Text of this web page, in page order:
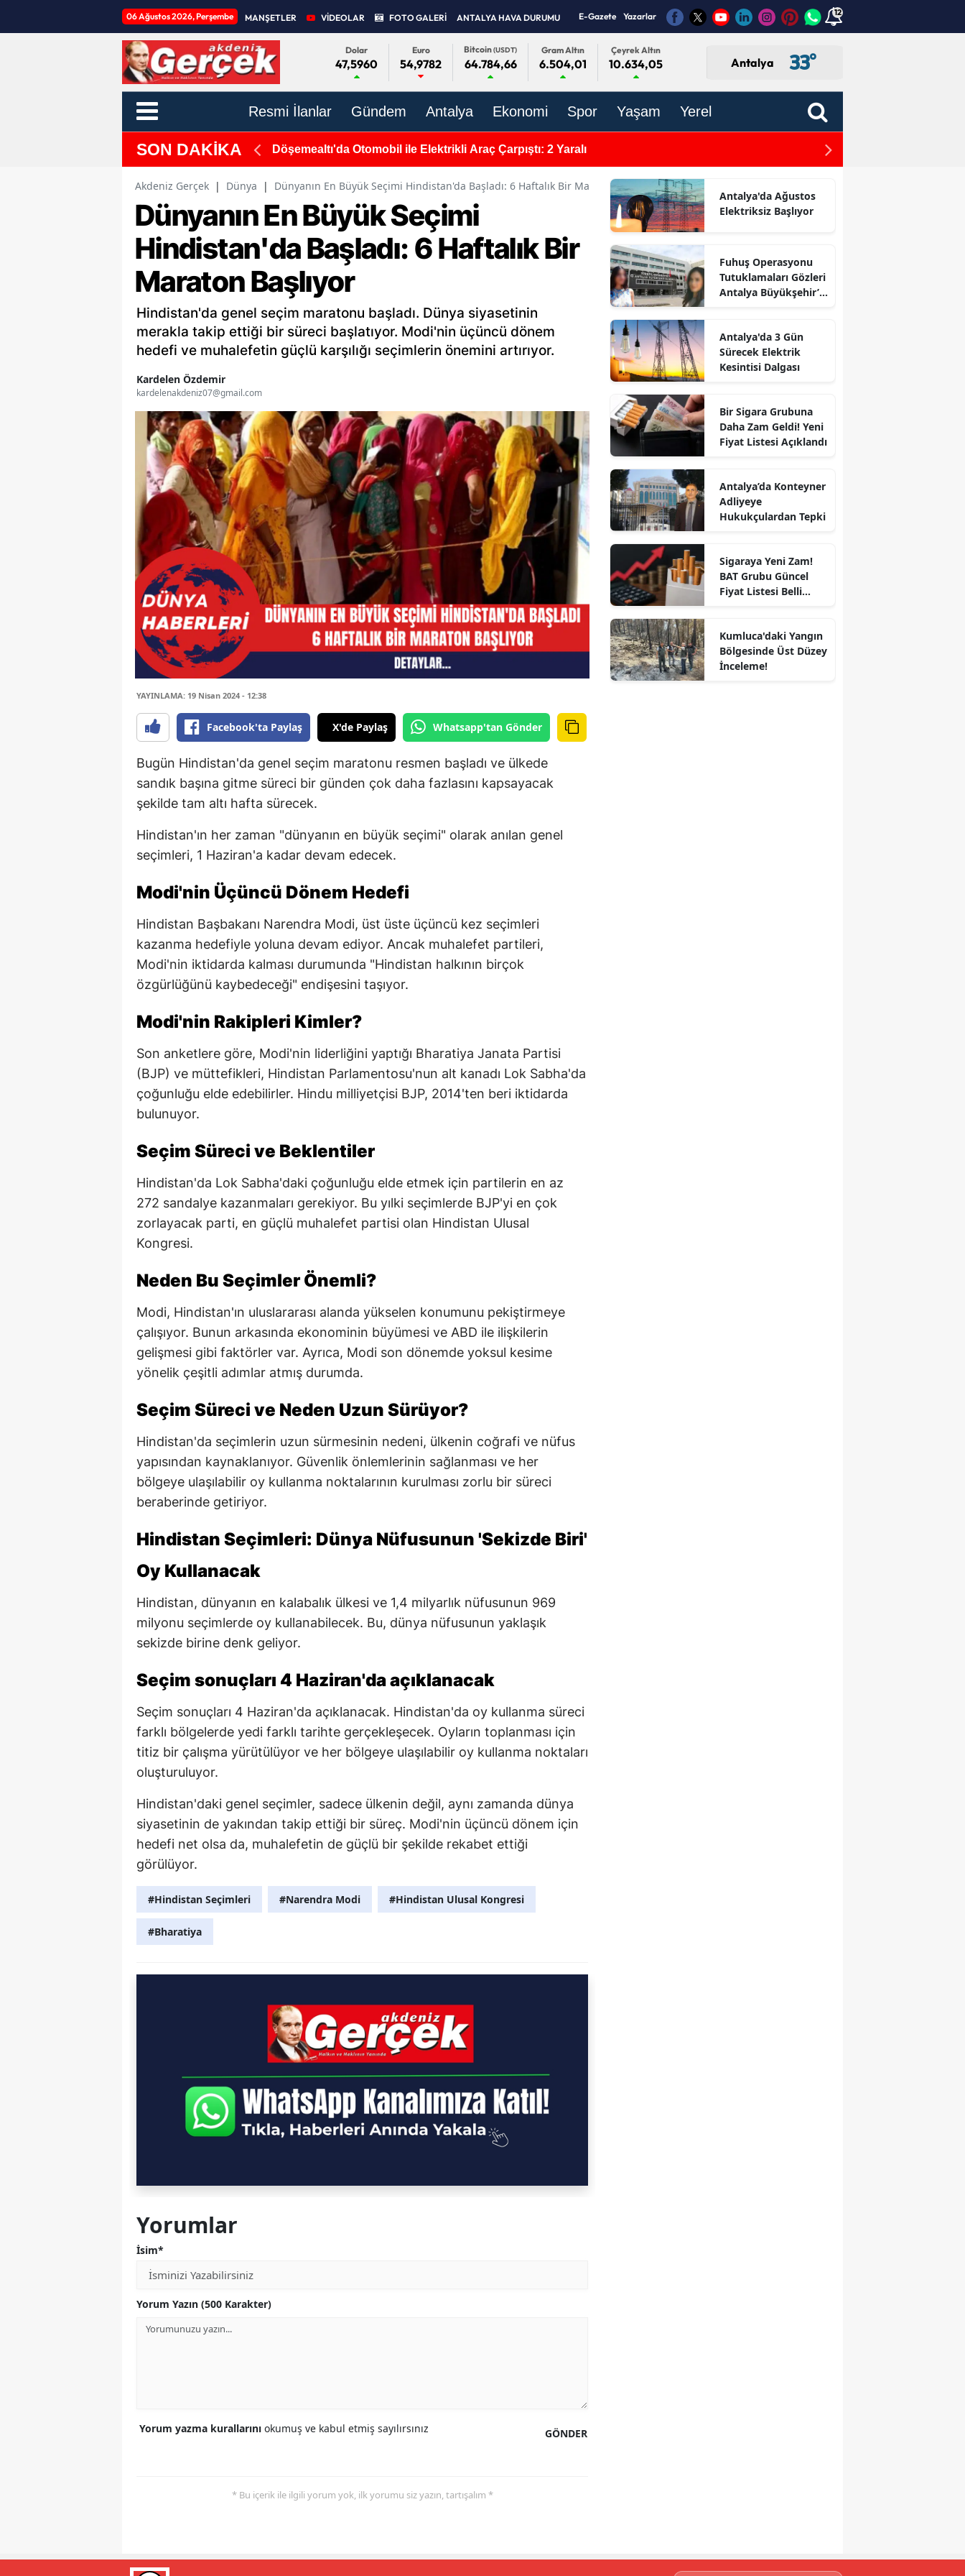
06 Ağustos 2026, Perşembe MANŞETLER VİDEOLAR FOTO GALERİ ANTALYA HAVA DURUMU E-Gazete Yazarlar 12
Dolar
47,5960
Euro
54,9782
Bitcoin(USDT)
64.784,66
Gram Altın
6.504,01
Çeyrek Altın
10.634,05 Antalya 33°
Resmi İlanlar Gündem Antalya Ekonomi Spor Yaşam Yerel
SON DAKİKA Döşemealtı'da Otomobil ile Elektrikli Araç Çarpıştı: 2 Yaralı CHP Serik İlçe
Akdeniz Gerçek | Dünya | Dünyanın En Büyük Seçimi Hindistan'da Başladı: 6 Haftalık Bir Maraton Başlıyor
Dünyanın En Büyük Seçimi
Hindistan'da Başladı: 6 Haftalık Bir
Maraton Başlıyor
Hindistan'da genel seçim maratonu başladı. Dünya siyasetinin
merakla takip ettiği bir süreci başlatıyor. Modi'nin üçüncü dönem
hedefi ve muhalefetin güçlü karşılığı seçimlerin önemini artırıyor.
Kardelen Özdemir
kardelenakdeniz07@gmail.com
YAYINLAMA: 19 Nisan 2024 - 12:38
Facebook'ta Paylaş X'de Paylaş Whatsapp'tan Gönder
Bugün Hindistan'da genel seçim maratonu resmen başladı ve ülkede
sandık başına gitme süreci bir günden çok daha fazlasını kapsayacak
şekilde tam altı hafta sürecek.
Hindistan'ın her zaman "dünyanın en büyük seçimi" olarak anılan genel
seçimleri, 1 Haziran'a kadar devam edecek.
Modi'nin Üçüncü Dönem Hedefi
Hindistan Başbakanı Narendra Modi, üst üste üçüncü kez seçimleri
kazanma hedefiyle yoluna devam ediyor. Ancak muhalefet partileri,
Modi'nin iktidarda kalması durumunda "Hindistan halkının birçok
özgürlüğünü kaybedeceği" endişesini taşıyor.
Modi'nin Rakipleri Kimler?
Son anketlere göre, Modi'nin liderliğini yaptığı Bharatiya Janata Partisi
(BJP) ve müttefikleri, Hindistan Parlamentosu'nun alt kanadı Lok Sabha'da
çoğunluğu elde edebilirler. Hindu milliyetçisi BJP, 2014'ten beri iktidarda
bulunuyor.
Seçim Süreci ve Beklentiler
Hindistan'da Lok Sabha'daki çoğunluğu elde etmek için partilerin en az
272 sandalye kazanmaları gerekiyor. Bu yılki seçimlerde BJP'yi en çok
zorlayacak parti, en güçlü muhalefet partisi olan Hindistan Ulusal
Kongresi.
Neden Bu Seçimler Önemli?
Modi, Hindistan'ın uluslararası alanda yükselen konumunu pekiştirmeye
çalışıyor. Bunun arkasında ekonominin büyümesi ve ABD ile ilişkilerin
gelişmesi gibi faktörler var. Ayrıca, Modi son dönemde yoksul kesime
yönelik çeşitli adımlar atmış durumda.
Seçim Süreci ve Neden Uzun Sürüyor?
Hindistan'da seçimlerin uzun sürmesinin nedeni, ülkenin coğrafi ve nüfus
yapısından kaynaklanıyor. Güvenlik önlemlerinin sağlanması ve her
bölgeye ulaşılabilir oy kullanma noktalarının kurulması zorlu bir süreci
beraberinde getiriyor.
Hindistan Seçimleri: Dünya Nüfusunun 'Sekizde Biri'
Oy Kullanacak
Hindistan, dünyanın en kalabalık ülkesi ve 1,4 milyarlık nüfusunun 969
milyonu seçimlerde oy kullanabilecek. Bu, dünya nüfusunun yaklaşık
sekizde birine denk geliyor.
Seçim sonuçları 4 Haziran'da açıklanacak
Seçim sonuçları 4 Haziran'da açıklanacak. Hindistan'da oy kullanma süreci
farklı bölgelerde yedi farklı tarihte gerçekleşecek. Oyların toplanması için
titiz bir çalışma yürütülüyor ve her bölgeye ulaşılabilir oy kullanma noktaları
oluşturuluyor.
Hindistan'daki genel seçimler, sadece ülkenin değil, aynı zamanda dünya
siyasetinin de yakından takip ettiği bir süreç. Modi'nin üçüncü dönem için
hedefi net olsa da, muhalefetin de güçlü bir şekilde rekabet ettiği
görülüyor.
#Hindistan Seçimleri #Narendra Modi #Hindistan Ulusal Kongresi
#Bharatiya
Yorumlar
İsim*
Yorum Yazın (500 Karakter)
GÖNDER
Yorum yazma kurallarını okumuş ve kabul etmiş sayılırsınız
* Bu içerik ile ilgili yorum yok, ilk yorumu siz yazın, tartışalım *
Antalya'da Ağustos
Elektriksiz Başlıyor
Fuhuş Operasyonu
Tutuklamaları Gözleri
Antalya Büyükşehir’e
Antalya'da 3 Gün
Sürecek Elektrik
Kesintisi Dalgası
Bir Sigara Grubuna
Daha Zam Geldi! Yeni
Fiyat Listesi Açıklandı
Antalya’da Konteyner
Adliyeye
Hukukçulardan Tepki
Sigaraya Yeni Zam!
BAT Grubu Güncel
Fiyat Listesi Belli
Kumluca'daki Yangın
Bölgesinde Üst Düzey
İnceleme!